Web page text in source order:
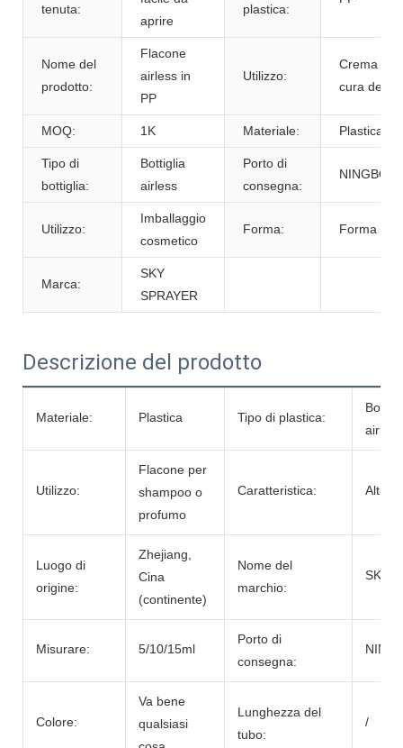
tenuta:
aprire
plastica:
Nome del
prodotto:
Flacone
airless in
PP
Utilizzo:
Crema per
cura della
MOQ: 1K Materiale: Plastica
Tipo di
bottiglia:
Bottiglia
airless
Porto di
consegna:
Utilizzo:
Imballaggio
cosmetico
Forma: Forma
Marca:
SKY
SPRAYER
Descrizione del prodotto
Materiale: Plastica Tipo di plastica:
airless
Utilizzo:
Flacone per
shampoo o
profumo
Caratteristica: Alta
Luogo di
origine:
Zhejiang,
Cina
(continente)
Nome del
marchio:
SKY
Misurare: 5/10/15ml
Porto di
consegna:
Colore:
Va bene
qualsiasi
Lunghezza del
tubo:
/